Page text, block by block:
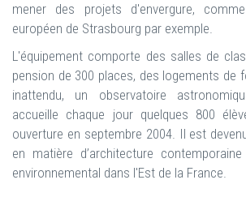
mener des projets d'envergure,
européen de Strasbourg par exemple.
L'équipement comporte des salles de
pension de 300 places, des logements de
inattendu, un observatoire
accueille chaque jour quelques 800
ouverture en septembre 2004. Il est
en matière d’architecture
environnemental dans l'Est de la France.